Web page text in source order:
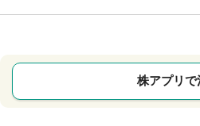
株アプリで